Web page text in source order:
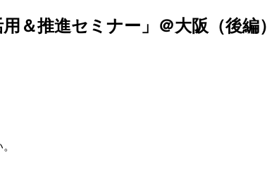
＆推進セミナー」＠大阪（後編）